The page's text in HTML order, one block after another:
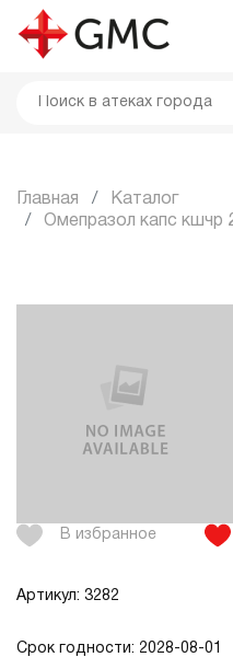
Главная
Каталог
Омепразол капс кшчр
В избранное
Артикул: 3282
Срок годности: 2028-08-01